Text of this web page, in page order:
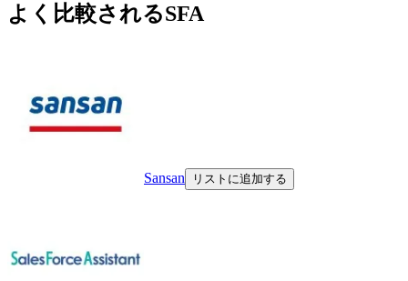
よく比較されるSFA
Sansan リストに追加する